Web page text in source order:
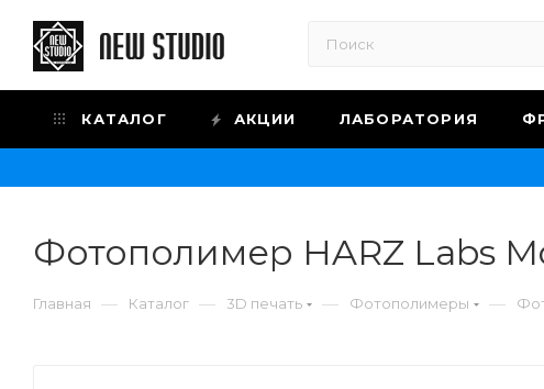
КАТАЛОГ АКЦИИ ЛАБОРАТОРИЯ
Фотополимер HARZ Labs
Главная — Каталог — 3D печать — Фотополимеры —